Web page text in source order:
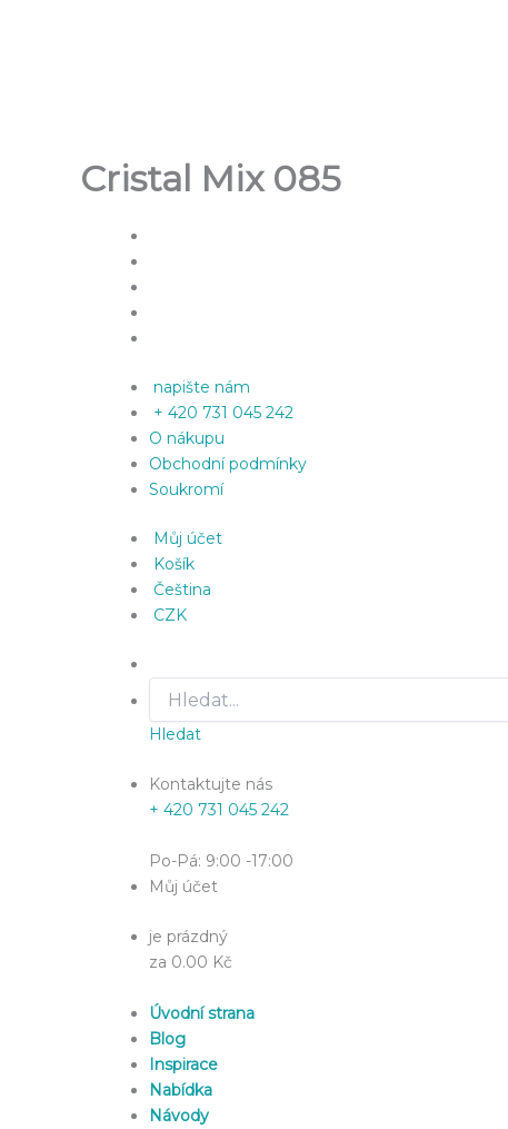
Cristal Mix 085
napište nám
+ 420 731 045 242
O nákupu
Obchodní podmínky
Soukromí
Můj účet
Košík
Čeština
CZK
Hledat
Kontaktujte nás
+ 420 731 045 242
Po-Pá: 9:00 -17:00
Můj účet
je prázdný
za 0.00 Kč
Úvodní strana
Blog
Inspirace
Nabídka
Návody